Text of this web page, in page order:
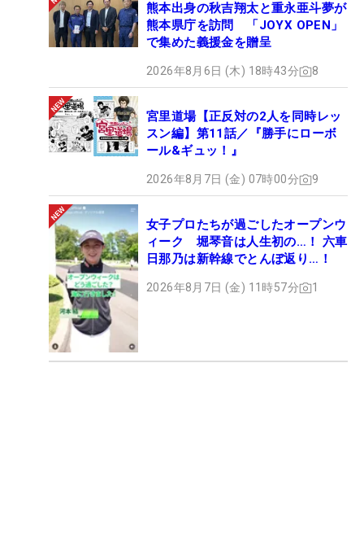
熊本出身の秋吉翔太と重永亜斗夢が
熊本県庁を訪問 「JOYX OPEN」
で集めた義援金を贈呈
2026年8月6日 (木) 18時43分 8
宮里道場【正反対の2人を同時レッ
スン編】第11話／『勝手にローボ
ール&ギュッ！』
2026年8月7日 (金) 07時00分 9
女子プロたちが過ごしたオープンウ
ィーク 堀琴音は人生初の…！ 六車
日那乃は新幹線でとんぼ返り…！
2026年8月7日 (金) 11時57分 1